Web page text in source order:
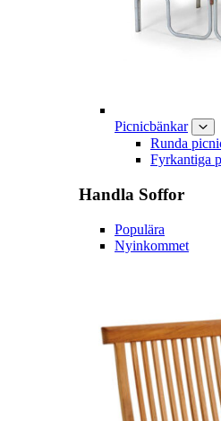
Picnicbänkar
Runda
Fyrkantiga
Handla Soffor
Populära
Nyinkommet